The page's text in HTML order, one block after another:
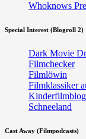
Whoknows
Special Interest (Blogroll 2)
Dark Movie
Filmchecker
Filmlöwin
Filmklassiker
Kinderfilmblog
Schneeland
Cast Away (Filmpodcasts)